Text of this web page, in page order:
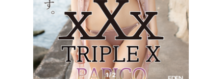
1/2